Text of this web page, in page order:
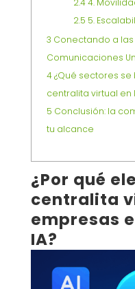
2.44.
2.5 5.
3 Conectando a
Comunicaciones
4¿Qué sectores
centralita virtual en
5 Conclusión: la
tu alcance
¿Por qué
centralita
empresas
IA?